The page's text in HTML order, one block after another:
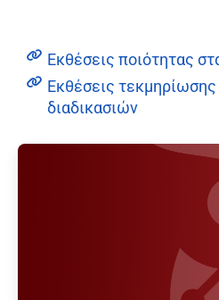
Εκθέσεις ποιότητας
Εκθέσεις τεκμηρίωσης
διαδικασιών